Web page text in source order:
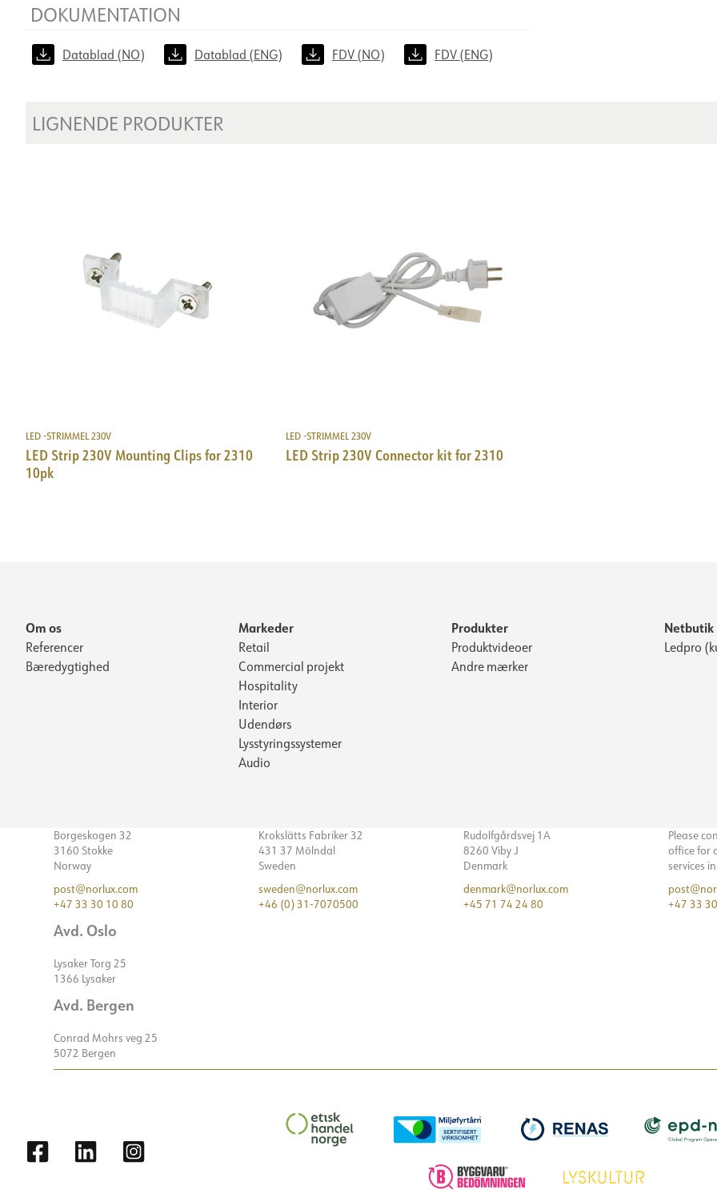
DOKUMENTATION
Datablad (NO) Datablad (ENG) FDV (NO) FDV (ENG)
LIGNENDE PRODUKTER
LED -STRIMMEL 230V
LED Strip 230V Mounting Clips for 2310
10pk
LED -STRIMMEL 230V
LED Strip 230V Connector kit for 2310
Om os
Referencer
Bæredygtighed
Markeder
Retail
Commercial projekt
Hospitality
Interior
Udendørs
Lysstyringssystemer
Audio
Produkter
Produktvideoer
Andre mærker
Netbutik
Ledpro
Borgeskogen 32
3160 Stokke
Norway
post@norlux.com
+47 33 30 10 80
Avd. Oslo
Lysaker Torg 25
1366 Lysaker
Avd. Bergen
Conrad Mohrs veg 25
5072 Bergen
Krokslätts Fabriker 32
431 37 Mölndal
Sweden
sweden@norlux.com
+46 (0) 31-7070500
Rudolfgårdsvej 1A
8260 Viby J
Denmark
denmark@norlux.com
+45 71 74 24 80
Please
office for
services
+47 33